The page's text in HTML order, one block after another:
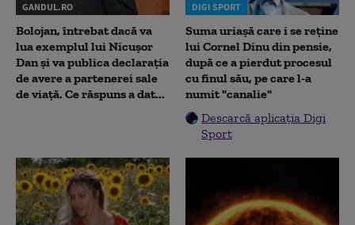
GANDUL.RO
Bolojan, întrebat dacă va
lua exemplul lui Nicușor
Dan și va publica declarația
de avere a partenerei sale
de viață. Ce răspuns a dat...
DIGI SPORT
Suma uriașă care i se reține
lui Cornel Dinu din pensie,
după ce a pierdut procesul
cu finul său, pe care l-a
numit "canalie"
Descarcă aplicația Digi
Sport